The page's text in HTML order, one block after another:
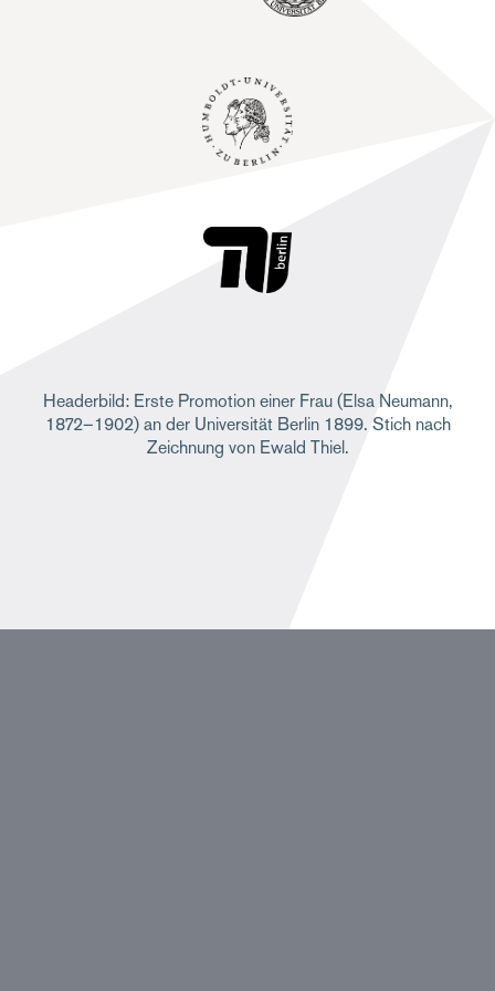
Headerbild: Erste Promotion einer Frau (Elsa Neumann,
1872–1902) an der Universität Berlin 1899. Stich nach
Zeichnung von Ewald Thiel.